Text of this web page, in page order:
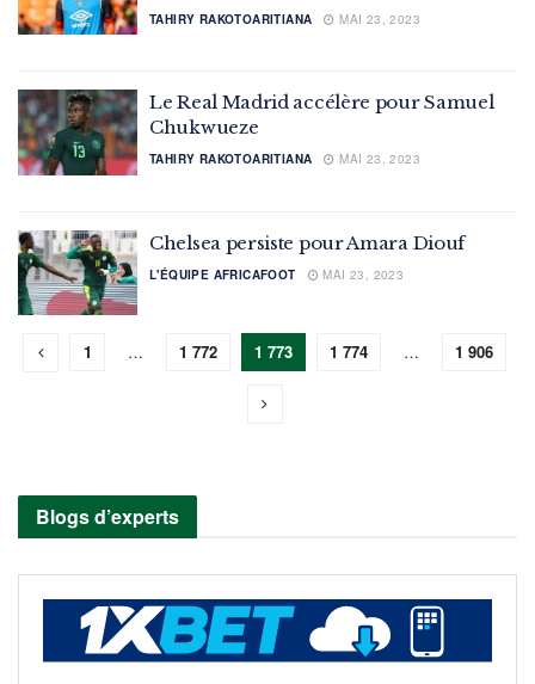
TAHIRY RAKOTOARITIANA MAI 23, 2023
Le Real Madrid accélère pour Samuel
Chukwueze
TAHIRY RAKOTOARITIANA MAI 23, 2023
Chelsea persiste pour Amara Diouf
L'ÉQUIPE AFRICAFOOT MAI 23, 2023
1 … 1 772 1 773 1 774 … 1 906
Blogs d’experts